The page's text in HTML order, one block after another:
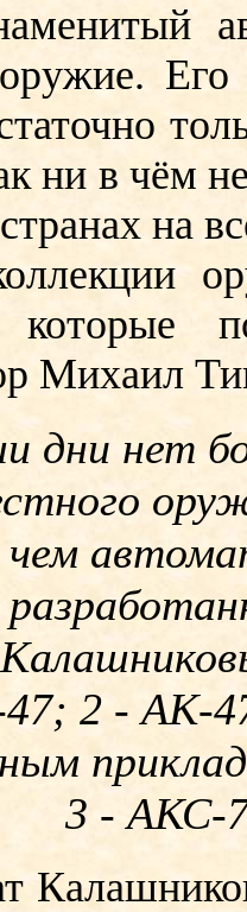
ни в чём
на
которые
Михаил
дни нет
чем
2 - АК-
3 - АКС-